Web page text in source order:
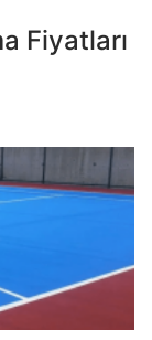
Fiyatları